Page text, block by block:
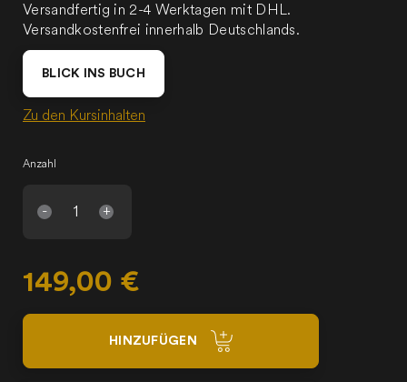
Versandfertig in 2-4 Werktagen mit DHL.
Versandkostenfrei innerhalb Deutschlands.
BLICK INS BUCH
Zu den Kursinhalten
Anzahl
- +
149,00 €
HINZUFÜGEN